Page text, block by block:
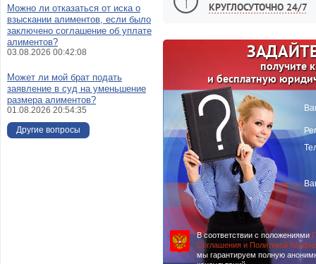
КРУГЛОСУТОЧНО 24/7
получите
и бесплатную
В соответствии с положениями
Соглашения и Политикой
мы гарантируем полную
Можно ли отказаться от иска о
взыскании алиментов, если было
заключено соглашение об уплате
алиментов?
03.08.2026 00:42:08
Может ли мой брат подать
заявление в суд на уменьшение
размера алиментов?
01.08.2026 20:54:35
Другие вопросы